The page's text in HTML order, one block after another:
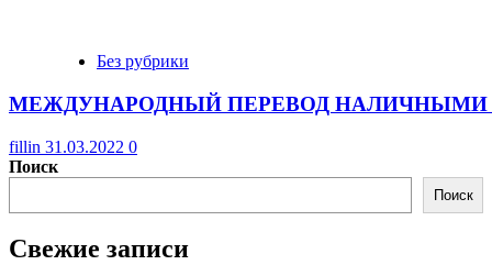
Без рубрики
МЕЖДУНАРОДНЫЙ ПЕРЕВОД НАЛИЧНЫМИ
fillin 31.03.2022 0
Поиск
Поиск
Свежие записи